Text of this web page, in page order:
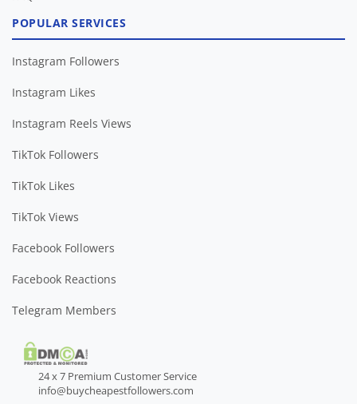
POPULAR SERVICES
Instagram Followers
Instagram Likes
Instagram Reels Views
TikTok Followers
TikTok Likes
TikTok Views
Facebook Followers
Facebook Reactions
Telegram Members
24 x 7 Premium Customer Service
info@buycheapestfollowers.com